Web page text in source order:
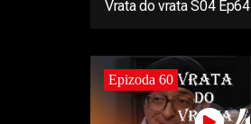
Vrata do vrata S04 Ep64
Epizoda 60